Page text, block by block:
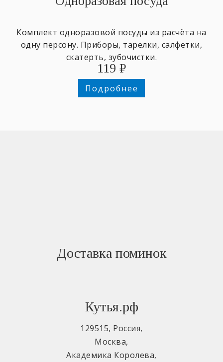
Комплект одноразовой посуды из расчёта на
одну персону. Приборы, тарелки, салфетки,
скатерть, зубочистки.
119 ₽
Подробнее
Доставка поминок
Кутья.рф
129515, Россия,
Москва,
Академика Королева,